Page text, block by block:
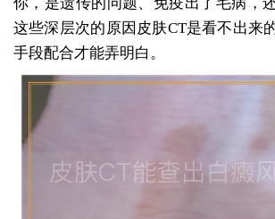
你，是遗传的问题、免疫出了毛病，
这些深层次的原因皮肤CT是看不出来
手段配合才能弄明白。